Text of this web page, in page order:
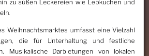
zu süßen Leckereien wie Lebkuchen und
Weihnachtsmarktes umfasst eine Vielzahl
die für Unterhaltung und festliche
Musikalische Darbietungen von lokalen